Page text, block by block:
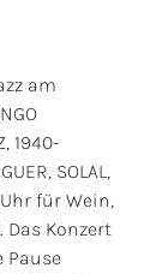
am
1940-
SOLAL,
Uhr für Wein,
Konzert
Pause